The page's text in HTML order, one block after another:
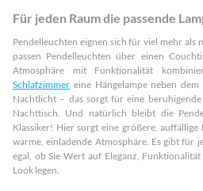
Für jeden Raum die passende
Pendelleuchten eignen sich für viel mehr als
passen Pendelleuchten über einen
Atmosphäre mit Funktionalität
Schlafzimmer eine Hängelampe neben
Nachtlicht – das sorgt für eine
Nachttisch. Und natürlich bleibt die
Klassiker! Hier sorgt eine größere,
warme, einladende Atmosphäre. Es gibt für
egal, ob Sie Wert auf Eleganz,
Look legen.